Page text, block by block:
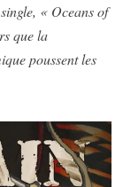
« Oceans of
que la
poussent les